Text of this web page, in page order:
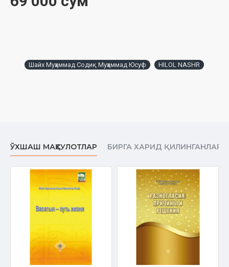
Шайх Муҳаммад Содиқ Муҳаммад Юсуф HILOL NASHR
ЎХШАШ МАҲСУЛОТЛАР БИРГА ХАРИД ҚИЛИНГАНЛАР